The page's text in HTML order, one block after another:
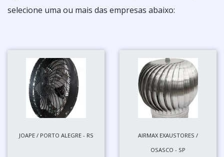
selecione uma ou mais das empresas abaixo:
JOAPE / PORTO ALEGRE - RS
AIRMAX EXAUSTORES /
OSASCO - SP